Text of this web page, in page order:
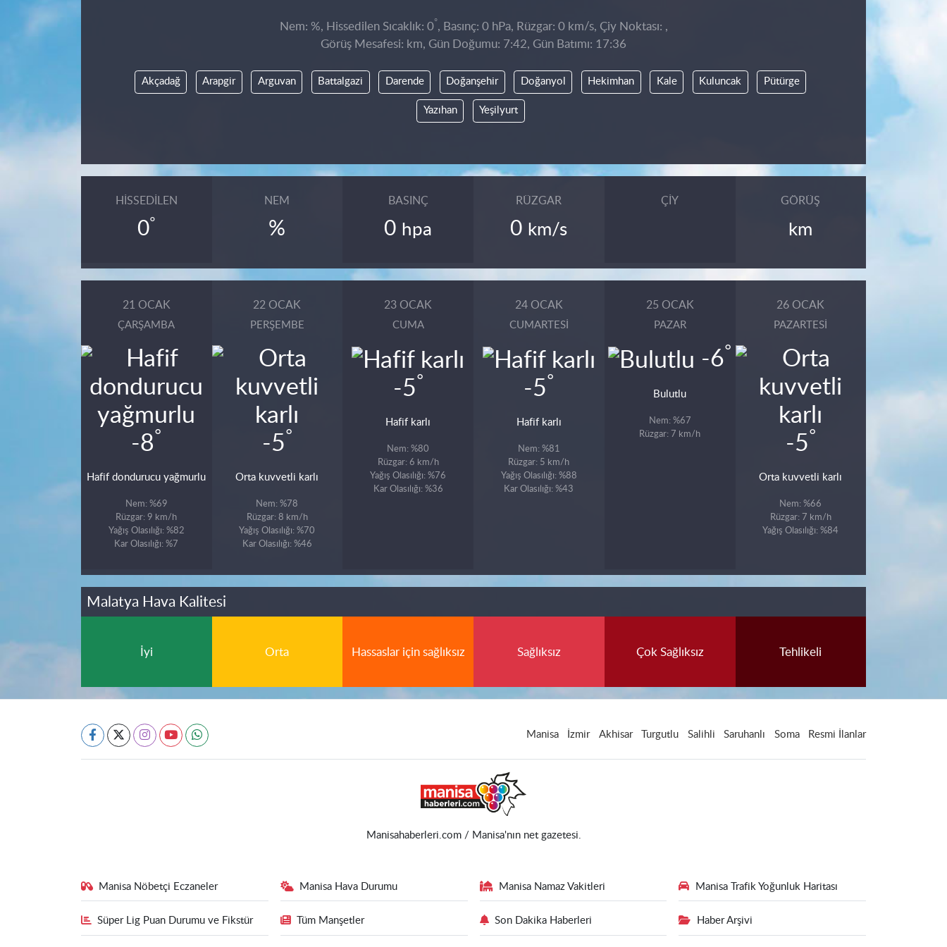
Nem: %, Hissedilen Sıcaklık: 0°, Basınç: 0 hPa, Rüzgar: 0 km/s, Çiy Noktası: ,
Görüş Mesafesi: km, Gün Doğumu: 7:42, Gün Batımı: 17:36
Akçadağ Arapgir Arguvan Battalgazi Darende Doğanşehir Doğanyol Hekimhan Kale Kuluncak Pütürge
Yazıhan Yeşilyurt
HISSEDILEN
0°
NEM
%
BASINÇ
0 hpa
RÜZGAR
0 km/s
ÇIY GÖRÜŞ
km
21 OCAK
ÇARŞAMBA
-8°
Hafif dondurucu yağmurlu
Nem: %69
Rüzgar: 9 km/h
Yağış Olasılığı: %82
Kar Olasılığı: %7
22 OCAK
PERŞEMBE
-5°
Orta kuvvetli karlı
Nem: %78
Rüzgar: 8 km/h
Yağış Olasılığı: %70
Kar Olasılığı: %46
23 OCAK
CUMA
-5°
Hafif karlı
Nem: %80
Rüzgar: 6 km/h
Yağış Olasılığı: %76
Kar Olasılığı: %36
24 OCAK
CUMARTESI
-5°
Hafif karlı
Nem: %81
Rüzgar: 5 km/h
Yağış Olasılığı: %88
Kar Olasılığı: %43
25 OCAK
PAZAR
-6°
Bulutlu
Nem: %67
Rüzgar: 7 km/h
26 OCAK
PAZARTESI
-5°
Orta kuvvetli karlı
Nem: %66
Rüzgar: 7 km/h
Yağış Olasılığı: %84
Malatya Hava Kalitesi
İyi Orta Hassaslar için sağlıksız Sağlıksız Çok Sağlıksız Tehlikeli
Manisa İzmir Akhisar Turgutlu Salihli Saruhanlı Soma Resmi İlanlar
Manisahaberleri.com / Manisa'nın net gazetesi.
Manisa Nöbetçi Eczaneler Manisa Hava Durumu Manisa Namaz Vakitleri Manisa Trafik Yoğunluk Haritası
Süper Lig Puan Durumu ve Fikstür Tüm Manşetler Son Dakika Haberleri Haber Arşivi